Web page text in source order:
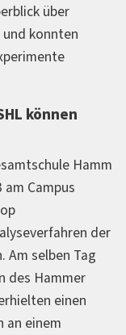
über
konnten
können
Hamm
Campus
der
Am selben Tag
des Hammer
einen
an einem